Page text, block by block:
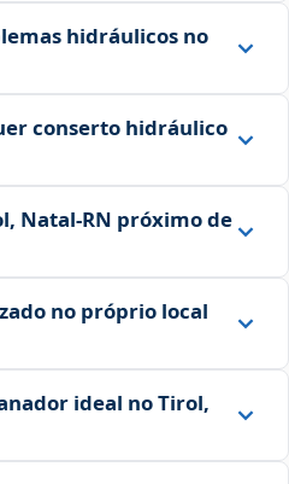
hidráulicos no
conserto hidráulico
Natal‑RN próximo de
no próprio local
ideal no Tirol,